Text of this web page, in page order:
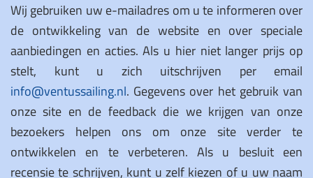
Wij gebruiken uw e-mailadres om u te informeren over
de ontwikkeling van de website en over speciale
aanbiedingen en acties. Als u hier niet langer prijs op
stelt, kunt u zich uitschrijven per email
info@ventussailing.nl. Gegevens over het gebruik van
onze site en de feedback die we krijgen van onze
bezoekers helpen ons om onze site verder te
ontwikkelen en te verbeteren. Als u besluit een
recensie te schrijven, kunt u zelf kiezen of u uw naam